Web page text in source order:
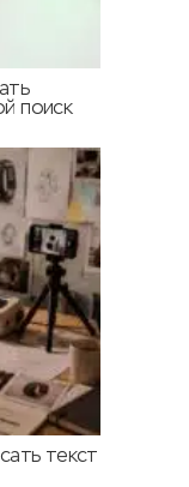
поиск
текст